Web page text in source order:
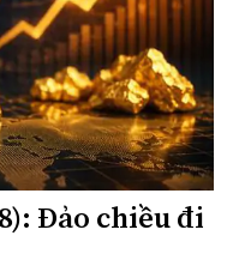
Đảo chiều đi